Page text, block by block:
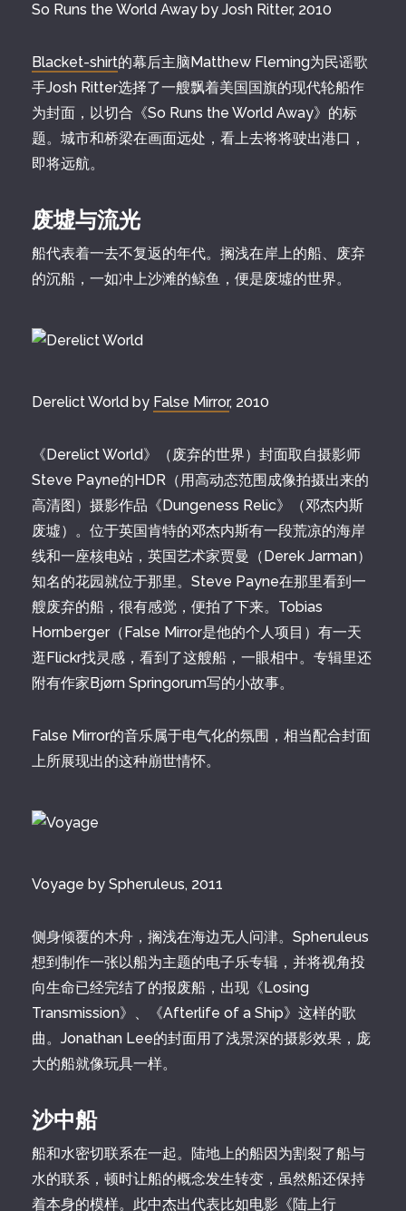
So Runs the World Away by Josh Ritter, 2010
Blacket-shirt的幕后主脑Matthew Fleming为民谣歌
手Josh Ritter选择了一艘飘着美国国旗的现代轮船作
为封面，以切合《So Runs the World Away》的标
题。城市和桥梁在画面远处，看上去将将驶出港口，
即将远航。
废墟与流光
船代表着一去不复返的年代。搁浅在岸上的船、废弃
的沉船，一如冲上沙滩的鲸鱼，便是废墟的世界。
Derelict World by False Mirror, 2010
《Derelict World》（废弃的世界）封面取自摄影师
Steve Payne的HDR（用高动态范围成像拍摄出来的
高清图）摄影作品《Dungeness Relic》（邓杰内斯
废墟）。位于英国肯特的邓杰内斯有一段荒凉的海岸
线和一座核电站，英国艺术家贾曼（Derek Jarman）
知名的花园就位于那里。Steve Payne在那里看到一
艘废弃的船，很有感觉，便拍了下来。Tobias
Hornberger（False Mirror是他的个人项目）有一天
逛Flickr找灵感，看到了这艘船，一眼相中。专辑里还
附有作家Bjørn Springorum写的小故事。
False Mirror的音乐属于电气化的氛围，相当配合封面
上所展现出的这种崩世情怀。
Voyage by Spheruleus, 2011
侧身倾覆的木舟，搁浅在海边无人问津。Spheruleus
想到制作一张以船为主题的电子乐专辑，并将视角投
向生命已经完结了的报废船，出现《Losing
Transmission》、《Afterlife of a Ship》这样的歌
曲。Jonathan Lee的封面用了浅景深的摄影效果，庞
大的船就像玩具一样。
沙中船
船和水密切联系在一起。陆地上的船因为割裂了船与
水的联系，顿时让船的概念发生转变，虽然船还保持
着本身的模样。此中杰出代表比如电影《陆上行